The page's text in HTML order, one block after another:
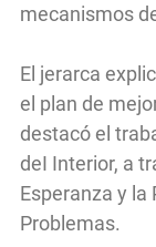
mecanismos
El jerarca
el plan de
destacó el
deI Interior, a
Esperanza y la
Problemas.